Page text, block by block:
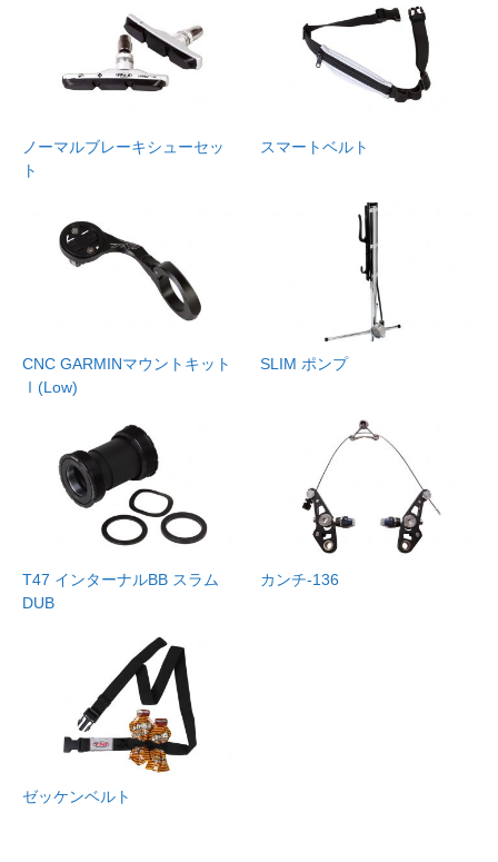
ノーマルブレーキシューセッ
ト
スマートベルト
CNC GARMINマウントキット
Ⅰ(Low)
SLIM ポンプ
T47 インターナルBB スラム
DUB
カンチ-136
ゼッケンベルト